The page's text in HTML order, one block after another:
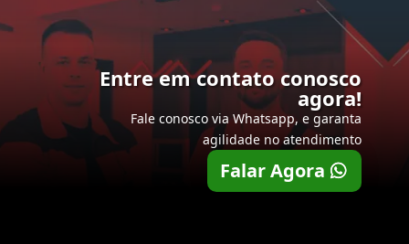
Entre em contato conosco
agora!
Fale conosco via Whatsapp, e garanta
agilidade no atendimento
Falar Agora